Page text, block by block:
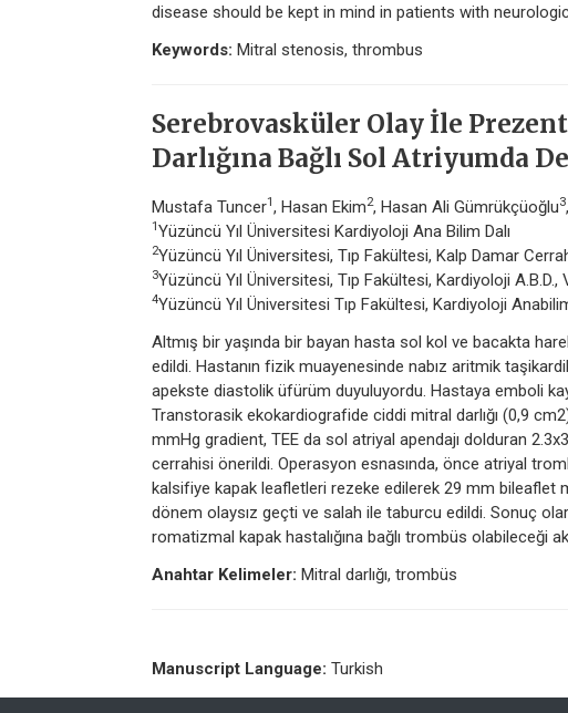
disease should be kept in mind in patients with
Keywords: Mitral stenosis, thrombus
Serebrovasküler Olay İle
Darlığına Bağlı Sol Atriyumda
Mustafa Tuncer1 , Hasan Ekim2, Hasan Ali Gümrükçüoğlu3
1 Yüzüncü Yıl Üniversitesi Kardiyoloji Ana Bilim Dalı
2Yüzüncü Yıl Üniversitesi, Tıp Fakültesi, Kalp Damar
3Yüzüncü Yıl Üniversitesi, Tıp Fakültesi, Kardiyoloji A.B.D.,
4Yüzüncü Yıl Üniversitesi Tıp Fakültesi, Kardiyoloji
Altmış bir yaşında bir bayan hasta sol kol ve bacakta
edildi. Hastanın fizik muayenesinde nabız aritmik
apekste diastolik üfürüm duyuluyordu. Hastaya emboli
Transtorasik ekokardiografide ciddi mitral darlığı (0,9
mmHg gradient, TEE da sol atriyal apendajı dolduran
cerrahisi önerildi. Operasyon esnasında, önce atriyal
kalsifiye kapak leafletleri rezeke edilerek 29 mm bileaflet
dönem olaysız geçti ve salah ile taburcu edildi. Sonuç
romatizmal kapak hastalığına bağlı trombüs olabileceği
Anahtar Kelimeler: Mitral darlığı, trombüs
Manuscript Language: Turkish